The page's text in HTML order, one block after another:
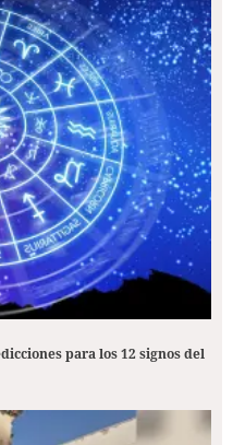
para los 12 signos del